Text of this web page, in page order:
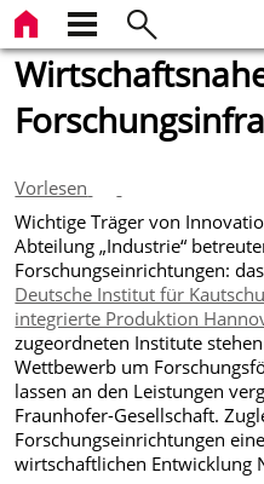
Vorlesen
Wichtige Träger von
Abteilung „Industrie“
Forschungseinrichtungen: das
Deutsche Institut für
integrierte Produktion
zugeordneten Institute
Wettbewerb um
lassen an den Leistungen
Fraunhofer-Gesellschaft.
Forschungseinrichtungen
wirtschaftlichen Entwicklung